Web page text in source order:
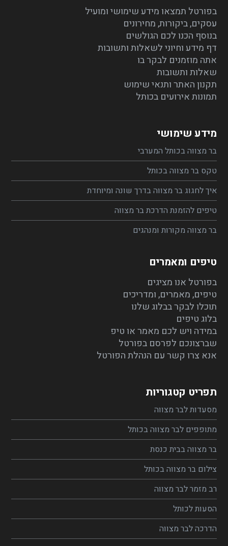
בפורטל תמצאו מידע שימושי ומועיל
עסקים, ביקורות, מחירונים
בנוסף הכנו לכם הגולשים
דף מידע וחיוני לשאלות ותשובות
אתה מוזמנים לבקר בו
שאלות ותשובות
תקנון האתר ותנאי שימוש
תמונות אירועים בכותל
מידע שימושי
בר מצווה בכותל המערבי
טקס בר מצווה בכותל
איך לחגוג בר מצווה בדרך שונה ומיוחדת
טיפים להזמנת הדרכת בר מצווה
בר מצווה מקורות ומנהגים
טיפים ומאמרים
בפורטל אנו מציגים
טיפים, מאמרים, ומדריכים
תוכלו לבקר בבלוג שלנו
בלוג טיפים
במידה ויש לכם מאמר או טיפ
שברצונכם לפרסם בפורטל
אנא צרו קשר עם הנהלת הפורטל
תפריט קטגוריות
מסעדות לבר מצווה
מתופפים לבר מצווה בכותל
בר מצווה בבית כנסת
צילום בר מצווה בכותל
רב מזמר לבר מצווה
הסעות לכותל
הדרכה לבר מצווה